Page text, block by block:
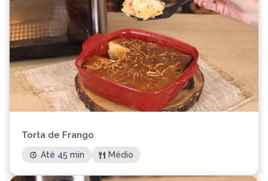
Torta de Frango
Até 45 min Médio